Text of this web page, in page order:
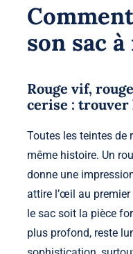
son sac
Rouge vif,
cerise : trouver
Toutes les teintes de
même histoire. Un
donne une
attire l’œil au premier
le sac soit la pièce
plus profond, reste